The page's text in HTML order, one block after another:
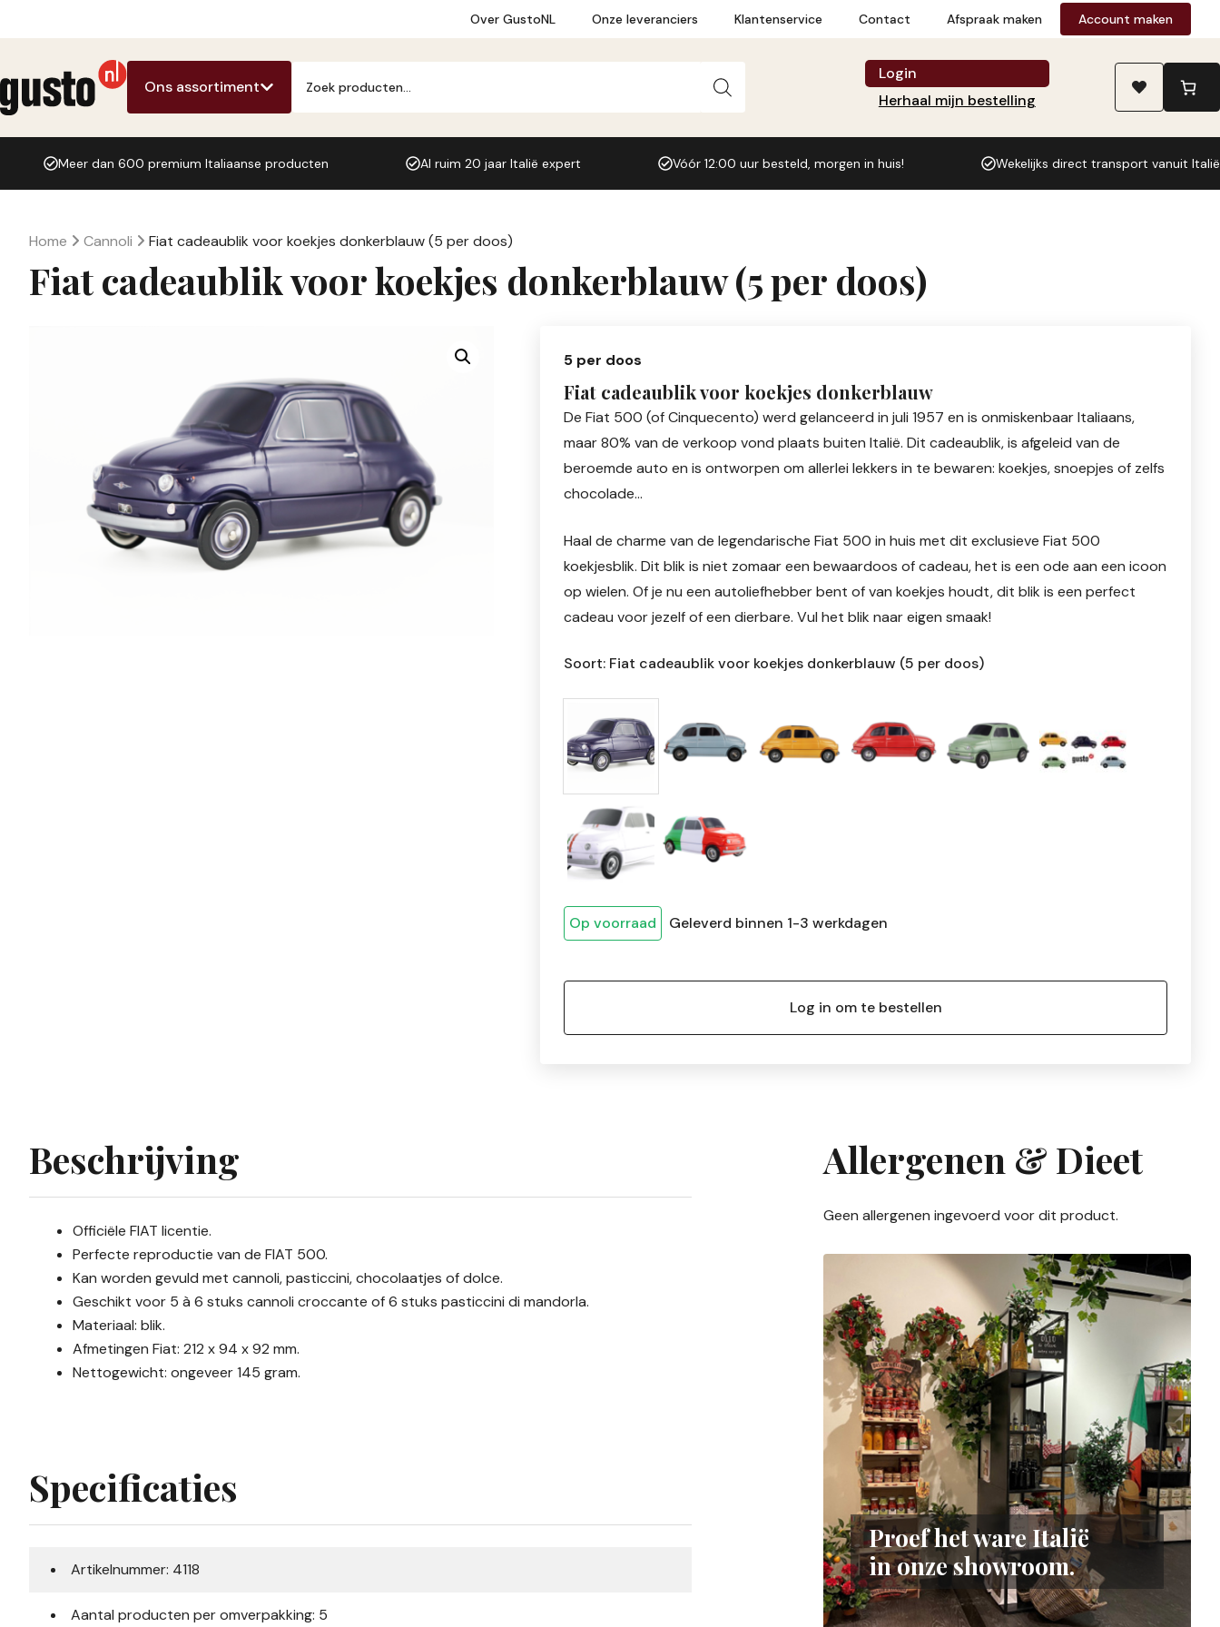
naar
inhoud
Over GustoNL Onze leveranciers Klantenservice Contact Afspraak maken Account maken
Ons assortiment
Producten
zoeken
Login
Herhaal mijn bestelling
Meer dan 600 premium Italiaanse producten Al ruim 20 jaar Italië expert Vóór 12:00 uur besteld, morgen in huis! Wekelijks direct transport vanuit Italië
Home Cannoli Fiat cadeaublik voor koekjes donkerblauw (5 per doos)
Fiat cadeaublik voor koekjes donkerblauw (5 per doos)
5 per doos
Fiat cadeaublik voor koekjes donkerblauw
De Fiat 500 (of Cinquecento) werd gelanceerd in juli 1957 en is onmiskenbaar Italiaans,
maar 80% van de verkoop vond plaats buiten Italië. Dit cadeaublik, is afgeleid van de
beroemde auto en is ontworpen om allerlei lekkers in te bewaren: koekjes, snoepjes of zelfs
chocolade…
Haal de charme van de legendarische Fiat 500 in huis met dit exclusieve Fiat 500
koekjesblik. Dit blik is niet zomaar een bewaardoos of cadeau, het is een ode aan een icoon
op wielen. Of je nu een autoliefhebber bent of van koekjes houdt, dit blik is een perfect
cadeau voor jezelf of een dierbare. Vul het blik naar eigen smaak!
Soort: Fiat cadeaublik voor koekjes donkerblauw (5 per doos)
Op voorraad Geleverd binnen 1-3 werkdagen
Log in om te bestellen
Beschrijving
Officiële FIAT licentie.
Perfecte reproductie van de FIAT 500.
Kan worden gevuld met cannoli, pasticcini, chocolaatjes of dolce.
Geschikt voor 5 à 6 stuks cannoli croccante of 6 stuks pasticcini di mandorla.
Materiaal: blik.
Afmetingen Fiat: 212 x 94 x 92 mm.
Nettogewicht: ongeveer 145 gram.
Specificaties
Artikelnummer: 4118
Aantal producten per omverpakking: 5
Allergenen & Dieet
Geen allergenen ingevoerd voor dit product.
Proef het ware Italië
in onze showroom.
koekjes
donkerblauw
doos)
aantal